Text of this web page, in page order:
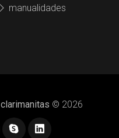
manualidades
clarimanitas © 2026